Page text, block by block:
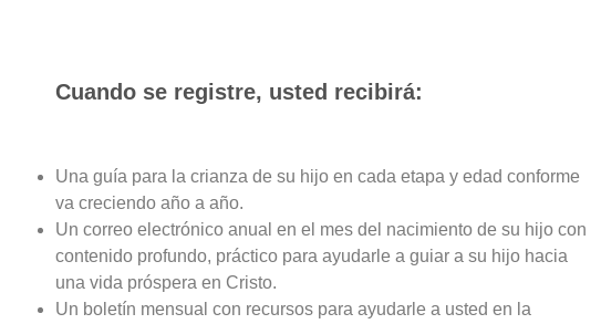
Cuando se registre, usted recibirá:
Una guía para la crianza de su hijo en cada etapa y edad conforme
va creciendo año a año.
Un correo electrónico anual en el mes del nacimiento de su hijo con
contenido profundo, práctico para ayudarle a guiar a su hijo hacia
una vida próspera en Cristo.
Un boletín mensual con recursos para ayudarle a usted en la